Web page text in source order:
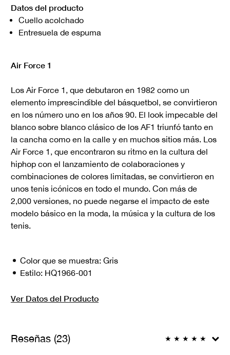
Datos del producto
Cuello acolchado
Entresuela de espuma
Air Force 1
Los Air Force 1, que debutaron en 1982 como un
elemento imprescindible del básquetbol, se convirtieron
en los número uno en los años 90. El look impecable del
blanco sobre blanco clásico de los AF1 triunfó tanto en
la cancha como en la calle y en muchos sitios más. Los
Air Force 1, que encontraron su ritmo en la cultura del
hiphop con el lanzamiento de colaboraciones y
combinaciones de colores limitadas, se convirtieron en
unos tenis icónicos en todo el mundo. Con más de
2,000 versiones, no puede negarse el impacto de este
modelo básico en la moda, la música y la cultura de los
tenis.
Color que se muestra: Gris
Estilo: HQ1966-001
Ver Datos del Producto
Reseñas (23) ★ ★ ★ ★ ★